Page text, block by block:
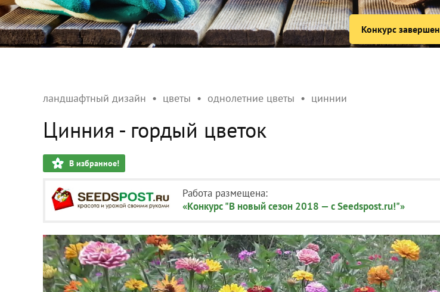
Конкурс завершен
ландшафтный дизайн цветы однолетние цветы циннии
Цинния - гордый цветок
В избранное!
Работа размещена:
«Конкурс "В новый сезон 2018 — с Seedspost.ru!"»